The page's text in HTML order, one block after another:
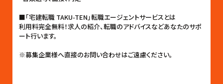
■「宅建転職 TAKU-TEN」転職エージェントサービスとは
利用料完全無料！求人の紹介、転職のアドバイスなどあなたのサポ
ート行います。
※募集企業様へ直接のお問い合わせはご遠慮ください。